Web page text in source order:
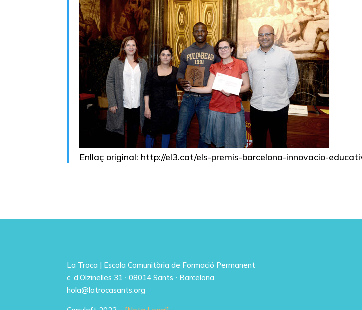
Enllaç original: http://el3.cat/els-premis-barcelona-innovacio-
La Troca | Escola Comunitària de Formació Permanent
c. d’Olzinelles 31 ∙ 08014 Sants ∙ Barcelona
hola@latrocasants.org